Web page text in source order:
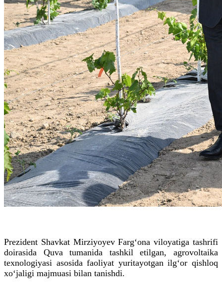
Prezident Shavkat Mirziyoyev Farg‘ona viloyatiga tashrifi
doirasida Quva tumanida tashkil etilgan, agrovoltaika
texnologiyasi asosida faoliyat yuritayotgan ilg‘or qishloq
xo‘jaligi majmuasi bilan tanishdi.